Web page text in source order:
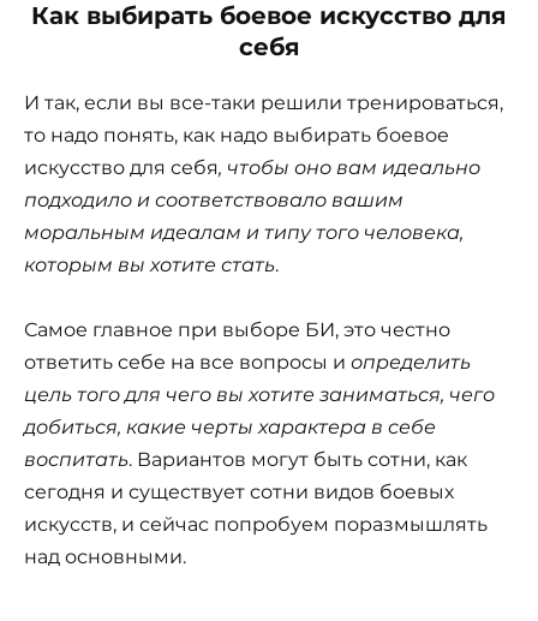
Как выбирать боевое искусство для
себя
И так, если вы все-таки решили тренироваться,
то надо понять, как надо выбирать боевое
искусство для себя, чтобы оно вам идеально
подходило и соответствовало вашим
моральным идеалам и типу того человека,
которым вы хотите стать.
Самое главное при выборе БИ, это честно
ответить себе на все вопросы и определить
цель того для чего вы хотите заниматься, чего
добиться, какие черты характера в себе
воспитать. Вариантов могут быть сотни, как
сегодня и существует сотни видов боевых
искусств, и сейчас попробуем поразмышлять
над основными.